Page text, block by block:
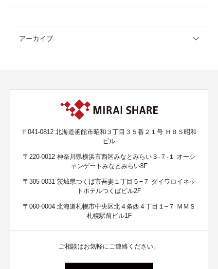
アーカイブ
〒041-0812 北海道函館市昭和３丁目３５番２１号 ＨＢＳ昭和
ビル
〒220-0012 神奈川県横浜市西区みなとみらい３-７-１ オーシ
ャンゲートみなとみらい8F
〒305-0031 茨城県つくば市吾妻１丁目５−７ ダイワロイネッ
トホテルつくばビル2F
〒060-0004 北海道札幌市中央区北４条西４丁目１−７ ＭＭＳ
札幌駅前ビル1F
ご相談はお気軽にご連絡ください。